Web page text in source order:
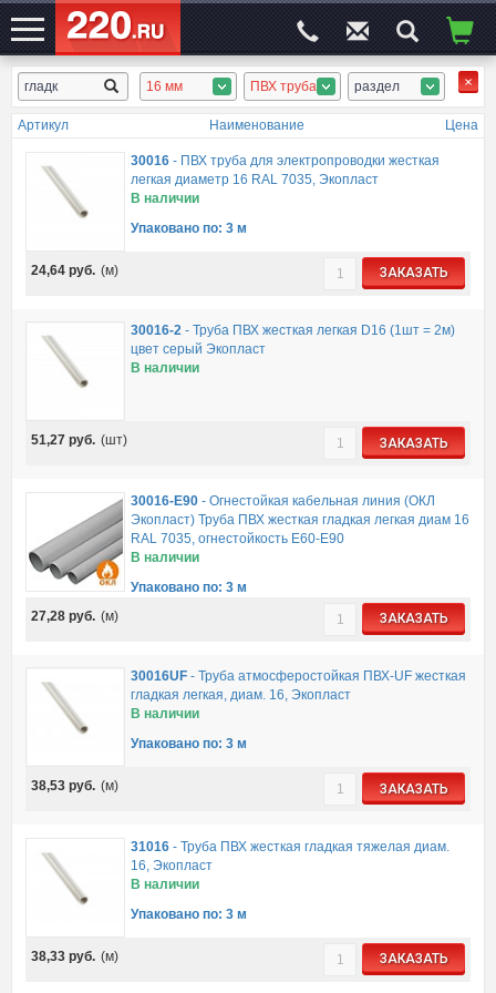
ЭЛЕКТРОСАЙТ№1 16 мм ПВХ труба раздел
Артикул Наименование Цена
30016- ПВХ труба для электропроводки жесткая
легкая диаметр 16 RAL 7035, Экопласт
В наличии
Упаковано по: 3 м
24,64 руб. (м) ЗАКАЗАТЬ
30016-2- Труба ПВХ жесткая легкая D16 (1шт = 2м)
цвет серый Экопласт
В наличии
51,27 руб. (шт) ЗАКАЗАТЬ
30016-E90- Огнестойкая кабельная линия (ОКЛ
Экопласт) Труба ПВХ жесткая гладкая легкая диам 16
RAL 7035, огнестойкость E60-E90
В наличии
Упаковано по: 3 м
27,28 руб. (м) ЗАКАЗАТЬ
30016UF- Труба атмосферостойкая ПВХ-UF жесткая
гладкая легкая, диам. 16, Экопласт
В наличии
Упаковано по: 3 м
38,53 руб. (м) ЗАКАЗАТЬ
31016- Труба ПВХ жесткая гладкая тяжелая диам.
16, Экопласт
В наличии
Упаковано по: 3 м
38,33 руб. (м) ЗАКАЗАТЬ